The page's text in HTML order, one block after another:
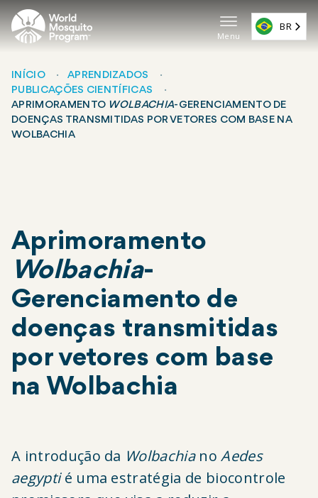
Pular
para
o
principal
(EN)
Menu
BR
Breadcrumb
INÍCIO
APRENDIZADOS
PUBLICAÇÕES CIENTÍFICAS
APRIMORAMENTO WOLBACHIA-GERENCIAMENTO DE
DOENÇAS TRANSMITIDAS POR VETORES COM BASE NA
WOLBACHIA
Aprimoramento
Wolbachia-
Gerenciamento de
doenças transmitidas
por vetores com base
na Wolbachia
A introdução da WolbachianoAedes
aegyptié uma estratégia de biocontrole